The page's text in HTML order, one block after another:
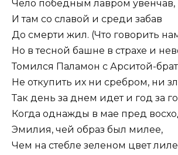
Чело победным лавром увенчав,
И там со славой и среди забав
До смерти жил. (Что говорить
Но в тесной башне в страхе и
Томился Паламон с Арситой-
Не откупить их ни сребром, ни
Так день за днем идет и год за
Когда однажды в мае пред
Эмилия, чей образ был милее,
Чем на стебле зеленом цвет